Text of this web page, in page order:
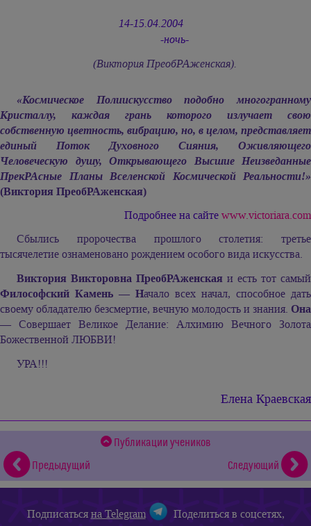
14-15.04.2004
-ночь-
(Виктория ПреобРАженская).
«Космическое Полиискусство подобно многогранному
Кристаллу, каждая грань которого излучает свою
собственную цветность, вибрацию, но, в целом, представляет
единый Поток Духовного Сияния, Оживляющего
Человеческую душу, Открывающего Высшие Неизведанные
ПрекРАсные Планы Вселенской Космической Реальности!»
(Виктория ПреобРАженская)
Подробнее на сайтеwww.victoriara.com
Сбылись пророчества прошлого столетия: третье
тысячелетие ознаменовано рождением особого вида искусства.
Виктория Викторовна ПреобРАженская и есть тот самый
Философский Камень — Начало всех начал, способное дать
своему обладателю безсмертие, вечную молодость и знания. Она
— Совершает Великое Делание: Алхимию Вечного Золота
Божественной ЛЮБВИ!
УРА!!!
Елена Краевская
Публикации учеников
Предыдущий
Следующий
Подписатьсяна Telegram
Поделиться в соцсетях,